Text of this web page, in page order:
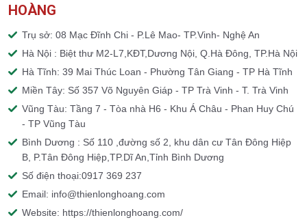
HOÀNG
Trụ sở: 08 Mạc Đĩnh Chi - P.Lê Mao- TP.Vinh- Nghệ An
Hà Nội : Biệt thư M2-L7,KĐT,Dương Nội, Q.Hà Đông, TP.Hà Nội
Hà Tĩnh: 39 Mai Thúc Loan - Phường Tân Giang - TP Hà Tĩnh
Miền Tây: Số 357 Võ Nguyên Giáp - TP Trà Vinh - T. Trà Vinh
Vũng Tàu: Tầng 7 - Tòa nhà H6 - Khu Á Châu - Phan Huy Chú
- TP Vũng Tàu
Bình Dương : Số 110 ,đường số 2, khu dân cư Tân Đông Hiệp
B, P.Tân Đông Hiệp,TP.Dĩ An,Tỉnh Bình Dương
Số điện thoại:0917 369 237
Email: info@thienlonghoang.com
Website: https://thienlonghoang.com/